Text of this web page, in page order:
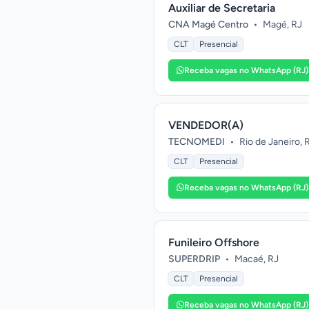
Auxiliar de Secretaria
CNA Magé Centro • Magé, RJ
CLT Presencial
Receba vagas no WhatsApp (RJ)
VENDEDOR(A)
TECNOMEDI • Rio de Janeiro,
CLT Presencial
Receba vagas no WhatsApp (RJ)
Funileiro Offshore
SUPERDRIP • Macaé, RJ
CLT Presencial
Receba vagas no WhatsApp (RJ)